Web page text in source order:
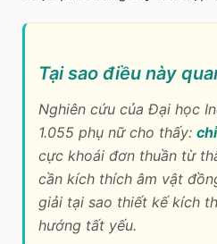
Tại sao điều này
Nghiên cứu của Đại học
1.055 phụ nữ cho thấy:
cực khoái đơn thuần từ
cần kích thích âm vật
giải tại sao thiết kế kích
hướng tất yếu.